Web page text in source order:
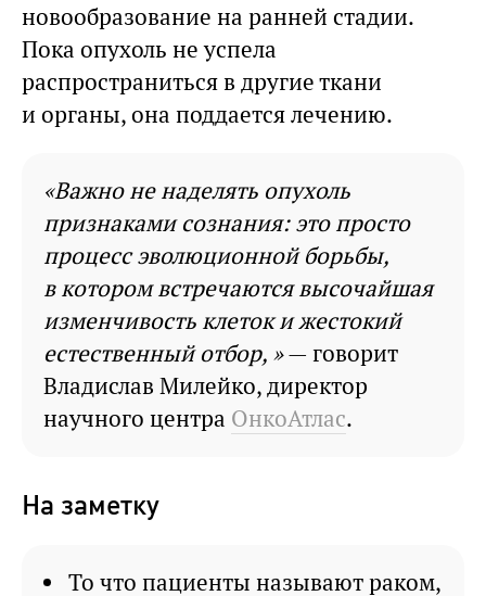
новообразование на ранней стадии.
Пока опухоль не успела
распространиться в другие ткани
и органы, она поддается лечению.
«Важно не наделять опухоль
признаками сознания: это просто
процесс эволюционной борьбы,
в котором встречаются высочайшая
изменчивость клеток и жестокий
естественный отбор, »— говорит
Владислав Милейко, директор
научного центра ОнкоАтлас.
На заметку
То что пациенты называют раком,